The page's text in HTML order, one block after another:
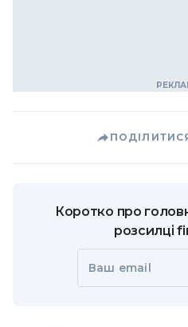
Коротко про
розсилці
Ваш email